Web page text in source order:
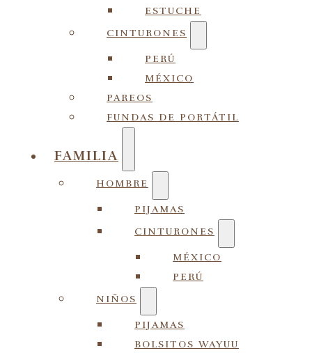
ESTUCHE
CINTURONES
PERÚ
MÉXICO
PAREOS
FUNDAS DE PORTÁTIL
FAMILIA
HOMBRE
PIJAMAS
CINTURONES
MÉXICO
PERÚ
NIÑOS
PIJAMAS
BOLSITOS WAYUU